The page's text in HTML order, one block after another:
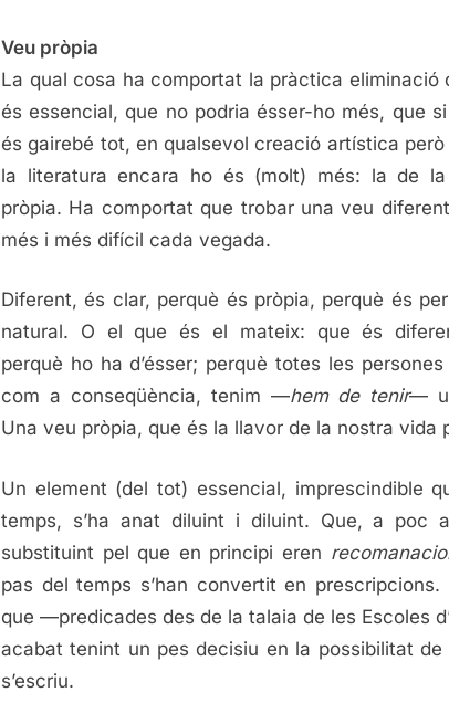
Veu pròpia
La qual cosa ha comportat la pràctica eliminació
és essencial, que no podria ésser-ho més, que
és gairebé tot, en qualsevol creació artística
la literatura encara ho és (molt) més: la de
pròpia. Ha comportat que trobar una veu
més i més difícil cada vegada.
Diferent, és clar, perquè és pròpia, perquè és
natural. O el que és el mateix: que és
perquè ho ha d’ésser; perquè totes les
com a conseqüència, tenim —hem de tenir—
Una veu pròpia, que és la llavor de la nostra vida
Un element (del tot) essencial, imprescindible
temps, s’ha anat diluint i diluint. Que, a poc
substituint pel que en principi eren
pas del temps s’han convertit en prescripcions.
que —predicades des de la talaia de les Escoles
acabat tenint un pes decisiu en la possibilitat de
s’escriu.